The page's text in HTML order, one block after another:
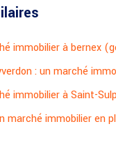
immobilier à bernex
: un marché
immobilier à Saint-
marché immobilier en